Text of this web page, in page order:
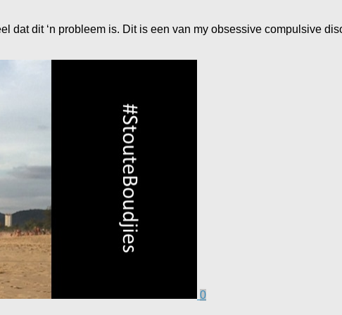
dat dit ‘n probleem is. Dit is een van my obsessive compulsive
0